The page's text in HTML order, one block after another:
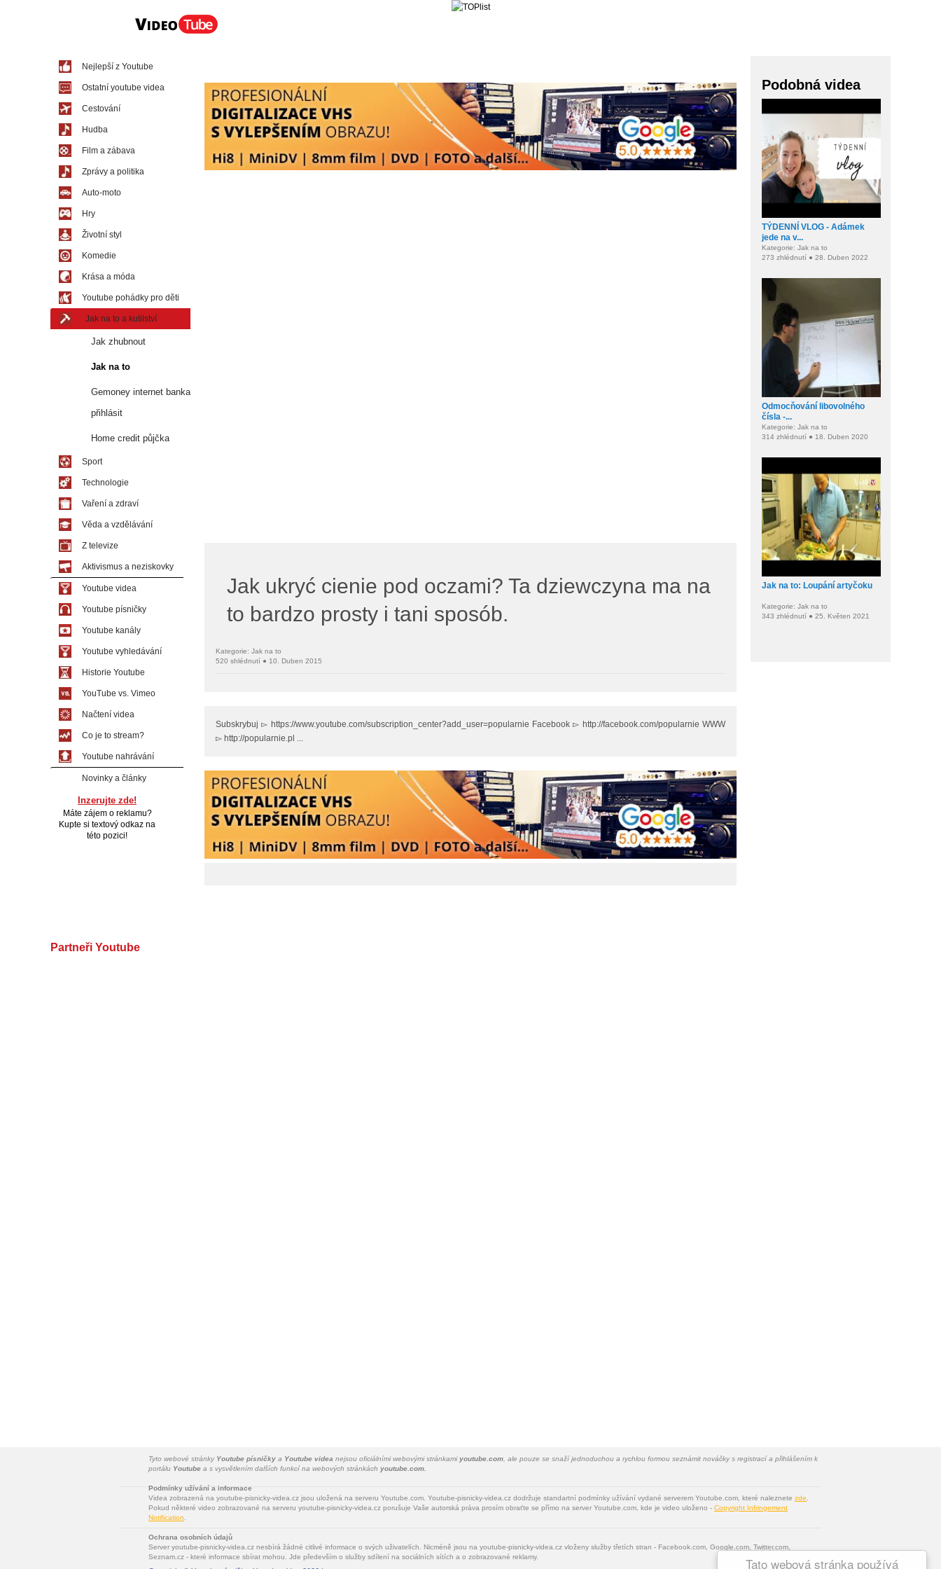
Tato webová stránka používá
Jak ukryć cienie pod oczami? Ta dziewczyna ma na
to bardzo prosty i tani sposób.
Kategorie: Jak na to
520 shlédnutí ● 10. Duben 2015
Subskrybuj ▻ https://www.youtube.com/subscription_center?add_user=popularnie Facebook ▻ http://facebook.com/popularnie WWW
▻ http://popularnie.pl ...
Podobná videa
TÝDENNÍ VLOG - Adámek
jede na v...
Kategorie: Jak na to
273 zhlédnutí ● 28. Duben 2022
Odmocňování libovolného
čísla -...
Kategorie: Jak na to
314 zhlédnutí ● 18. Duben 2020
Jak na to: Loupání artyčoku
Kategorie: Jak na to
343 zhlédnutí ● 25. Květen 2021
Nejlepší z Youtube
Ostatní youtube videa
Cestování
Hudba
Film a zábava
Zprávy a politika
Auto-moto
Hry
Životní styl
Komedie
Krása a móda
Youtube pohádky pro děti
Jak na to a kutilství
Jak zhubnout
Jak na to
Gemoney internet banka
přihlásit
Home credit půjčka
Sport
Technologie
Vaření a zdraví
Věda a vzdělávání
Z televize
Aktivismus a neziskovky
Youtube videa
Youtube písničky
Youtube kanály
Youtube vyhledávání
Historie Youtube
YouTube vs. Vimeo
Načtení videa
Co je to stream?
Youtube nahrávání
Novinky a články
Inzerujte zde!
Máte zájem o reklamu?
Kupte si textový odkaz na
této pozici!
Partneři Youtube
Tyto webové stránky Youtube písničky a Youtube videa nejsou oficiálními webovými stránkamiyoutube.com , ale pouze se snaží jednoduchou a rychlou formou seznámit nováčky s registrací a přihlášením k
portálu Youtube a s vysvětlením dalších funkcí na webových stránkách youtube.com.
Podmínky užívání a informace
Videa zobrazená na youtube-pisnicky-videa.cz jsou uložená na serveru Youtube.com. Youtube-pisnicky-videa.cz dodržuje standartní podmínky užívání vydané serverem Youtube.com, které naleznete zde
Pokud některé video zobrazované na serveru youtube-pisnicky-videa.cz porušuje Vaše autorská práva prosím obraťte se přímo na server Youtube.com, kde je video uloženo - Copyright Infringement
Notification
Ochrana osobních údajů
Server youtube-pisnicky-videa.cz nesbírá žádné citlivé informace o svých uživatelích. Nicméně jsou na youtube-pisnicky-videa.cz vloženy služby třetích stran - Facebook.com, Google.com, Twitter.com,
Seznam.cz - které informace sbírat mohou. Jde především o služby sdílení na sociálních sítích a o zobrazované reklamy.